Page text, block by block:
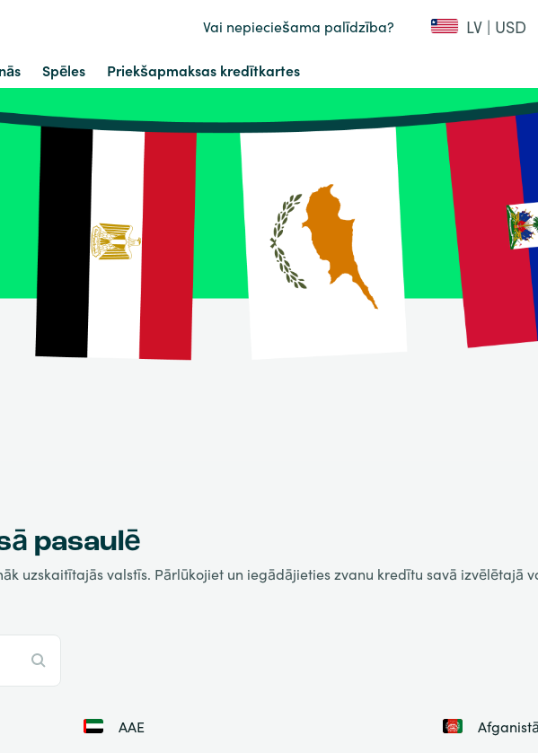
Vai nepieciešama palīdzība? LV | USD
Spēles Priekšapmaksas kredītkartes
pasaulē
uzskaitītajās valstīs. Pārlūkojiet un iegādājieties zvanu kredītu savā izvēlētajā
AAE